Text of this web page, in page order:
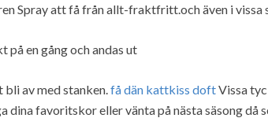
Spray att få från allt-fraktfritt.och även i vissa
på en gång och andas ut
av med stanken.få dän kattkiss doftVissa
dina favoritskor eller vänta på nästa säsong då